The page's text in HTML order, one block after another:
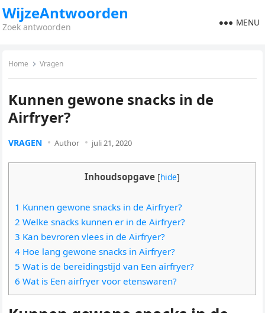
WijzeAntwoorden
Zoek antwoorden MENU
Home Vragen
Kunnen gewone snacks in de
Airfryer?
VRAGEN Author juli 21, 2020
Inhoudsopgave [hide]
1 Kunnen gewone snacks in de Airfryer?
2 Welke snacks kunnen er in de Airfryer?
3 Kan bevroren vlees in de Airfryer?
4 Hoe lang gewone snacks in Airfryer?
5 Wat is de bereidingstijd van Een airfryer?
6 Wat is Een airfryer voor etenswaren?